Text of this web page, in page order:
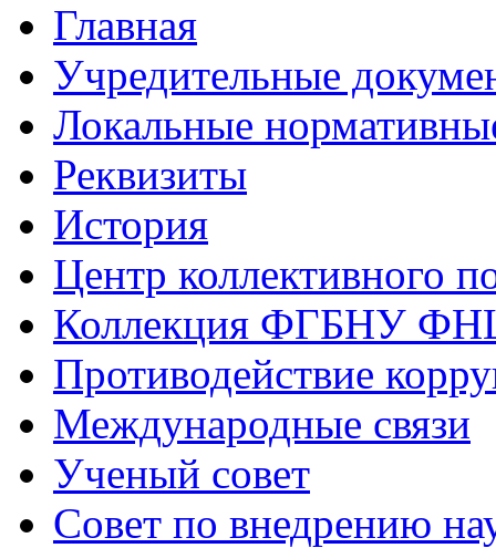
Главная
Учредительные
Локальные
Реквизиты
История
Центр коллективного
Коллекция ФГБНУ
Противодействие
Международные связи
Ученый совет
Совет по внедрению